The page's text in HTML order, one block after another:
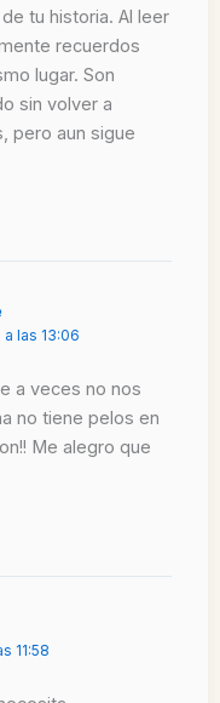
tu historia. Al leer
recuerdos
lugar. Son
sin volver a
pero aun sigue
las 13:06
a veces no nos
no tiene pelos en
Me alegro que
11:58